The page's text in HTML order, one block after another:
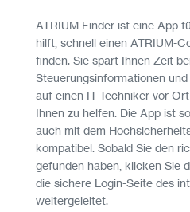
ATRIUM Finder ist eine App
hilft, schnell einen ATRIUM-
finden. Sie spart Ihnen Zeit
Steuerungsinformationen
auf einen IT-Techniker vor
Ihnen zu helfen. Die App ist
auch mit dem
kompatibel. Sobald Sie den
gefunden haben, klicken Sie
die sichere Login-Seite des
weitergeleitet.